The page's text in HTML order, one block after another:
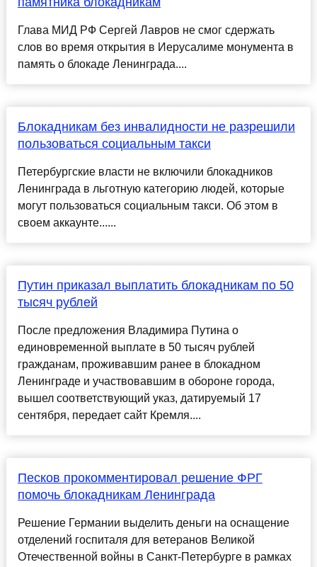
Глава МИД РФ Сергей Лавров не смог сдержать
слов во время открытия в Иерусалиме монумента в
память о блокаде Ленинграда....
Блокадникам без инвалидности не разрешили
пользоваться социальным такси
Петербургские власти не включили блокадников
Ленинграда в льготную категорию людей, которые
могут пользоваться социальным такси. Об этом в
своем аккаунте......
Путин приказал выплатить блокадникам по 50
тысяч рублей
После предложения Владимира Путина о
единовременной выплате в 50 тысяч рублей
гражданам, проживавшим ранее в блокадном
Ленинграде и участвовавшим в обороне города,
вышел соответствующий указ, датируемый 17
сентября, передает сайт Кремля....
Песков прокомментировал решение ФРГ
помочь блокадникам Ленинграда
Решение Германии выделить деньги на оснащение
отделений госпиталя для ветеранов Великой
Отечественной войны в Санкт-Петербурге в рамках